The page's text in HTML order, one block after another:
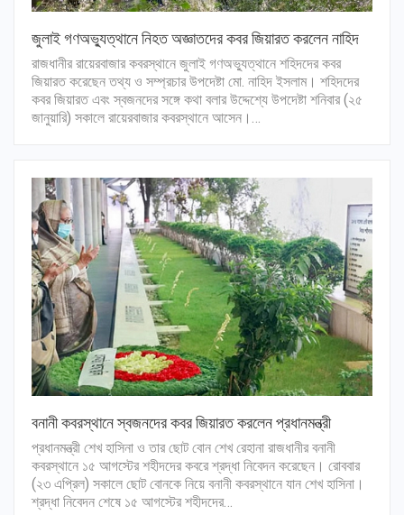
জুলাই গণঅভ্যুত্থানে নিহত অজ্ঞাতদের কবর জিয়ারত করলেন নাহিদ
রাজধানীর রায়েরবাজার কবরস্থানে জুলাই গণঅভ্যুত্থানে শহিদদের কবর
জিয়ারত করেছেন তথ্য ও সম্প্রচার উপদেষ্টা মো. নাহিদ ইসলাম। শহিদদের
কবর জিয়ারত এবং স্বজনদের সঙ্গে কথা বলার উদ্দেশ্যে উপদেষ্টা শনিবার (২৫
জানুয়ারি) সকালে রায়েরবাজার কবরস্থানে আসেন।…
বনানী কবরস্থানে স্বজনদের কবর জিয়ারত করলেন প্রধানমন্ত্রী
প্রধানমন্ত্রী শেখ হাসিনা ও তার ছোট বোন শেখ রেহানা রাজধানীর বনানী
কবরস্থানে ১৫ আগস্টের শহীদদের কবরে শ্রদ্ধা নিবেদন করেছেন। রোববার
(২৩ এপ্রিল) সকালে ছোট বোনকে নিয়ে বনানী কবরস্থানে যান শেখ হাসিনা।
শ্রদ্ধা নিবেদন শেষে ১৫ আগস্টের শহীদদের…